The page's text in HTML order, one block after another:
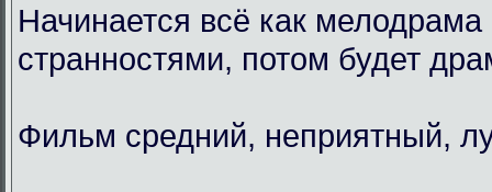
Начинается всё как
странностями, потом будет
Фильм средний, неприятный,